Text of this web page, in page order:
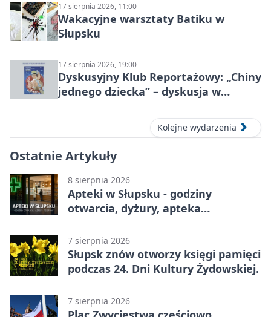
17 sierpnia 2026, 11:00
Wakacyjne warsztaty Batiku w
Słupsku
17 sierpnia 2026, 19:00
Dyskusyjny Klub Reportażowy: „Chiny
jednego dziecka” – dyskusja w
Kolejne wydarzenia
Ostatnie Artykuły
8 sierpnia 2026
Apteki w Słupsku - godziny
otwarcia, dyżury, apteka
7 sierpnia 2026
Słupsk znów otworzy księgi pamięci
podczas 24. Dni Kultury Żydowskiej.
7 sierpnia 2026